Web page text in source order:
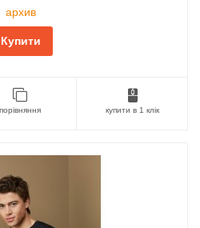
архив
Купити
порівняння купити в 1 клік